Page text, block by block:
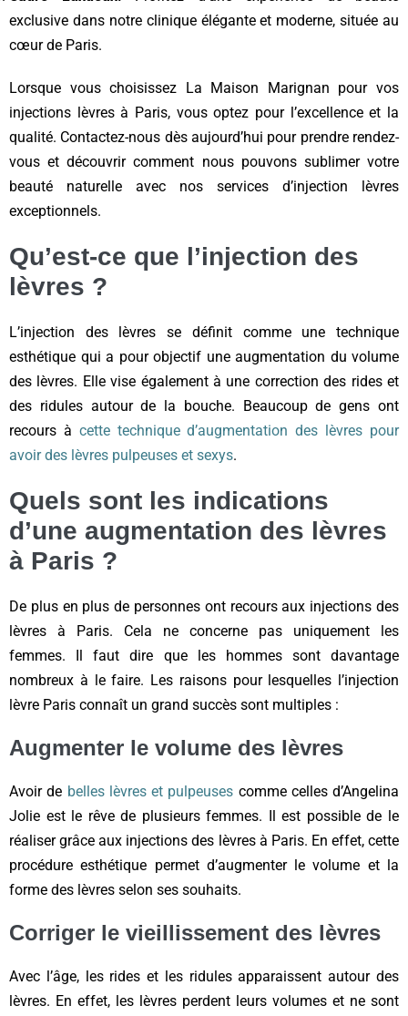
exclusive dans notre clinique élégante et moderne, située au
cœur de Paris.
Lorsque vous choisissez La Maison Marignan pour vos
injections lèvres à Paris, vous optez pour l’excellence et la
qualité. Contactez-nous dès aujourd’hui pour prendre rendez-
vous et découvrir comment nous pouvons sublimer votre
beauté naturelle avec nos services d’injection lèvres
exceptionnels.
Qu’est-ce que l’injection des
lèvres ?
L’injection des lèvres se définit comme une technique
esthétique qui a pour objectif une augmentation du volume
des lèvres. Elle vise également à une correction des rides et
des ridules autour de la bouche. Beaucoup de gens ont
recours à cette technique d’augmentation des lèvres pour
avoir des lèvres pulpeuses et sexys.
Quels sont les indications
d’une augmentation des lèvres
à Paris ?
De plus en plus de personnes ont recours aux injections des
lèvres à Paris. Cela ne concerne pas uniquement les
femmes. Il faut dire que les hommes sont davantage
nombreux à le faire. Les raisons pour lesquelles l’injection
lèvre Paris connaît un grand succès sont multiples :
Augmenter le volume des lèvres
Avoir de belles lèvres et pulpeuses comme celles d’Angelina
Jolie est le rêve de plusieurs femmes. Il est possible de le
réaliser grâce aux injections des lèvres à Paris. En effet, cette
procédure esthétique permet d’augmenter le volume et la
forme des lèvres selon ses souhaits.
Corriger le vieillissement des lèvres
Avec l’âge, les rides et les ridules apparaissent autour des
lèvres. En effet, les lèvres perdent leurs volumes et ne sont